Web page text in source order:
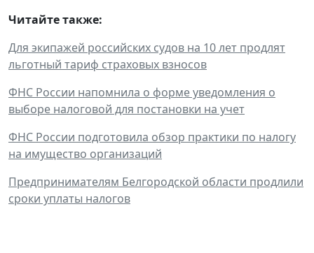
Читайте также:
Для экипажей российских судов на 10 лет продлят
льготный тариф страховых взносов
ФНС России напомнила о форме уведомления о
выборе налоговой для постановки на учет
ФНС России подготовила обзор практики по налогу
на имущество организаций
Предпринимателям Белгородской области продлили
сроки уплаты налогов